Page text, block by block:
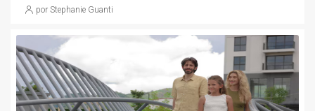
por Stephanie Guanti